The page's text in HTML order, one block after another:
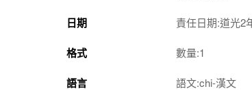
日期 責任日期:道光2
格式 數量:1
語言 語文:chi-漢文